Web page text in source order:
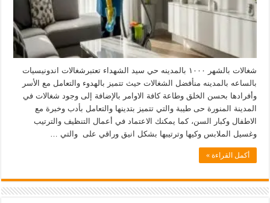
شغالات بالشهر ١٠٠٠ بالمدينه حي سيد الشهداء تعتبرشغالات اندونيسيات
بالساعه بالمدينه منأفضل الشغالات حيث تتميز بالهدوء والتعامل مع الأسر
وأفرادها بحسن الخلق وطاعة كافة الاوامر بالإضافة إلى وجود شغالات في
المدينة المنورة حى طيبة والتي تتميز بتدينها والتعامل بأدب وخبرة مع
الاطفال وكبار السن، كما يمكنك الاعتماد في أعمال التنظيف والترتيب
وغسيل الملابس وكيها وترتيبها بشكل انيق وراقي على والتي …
أكمل القراءة »